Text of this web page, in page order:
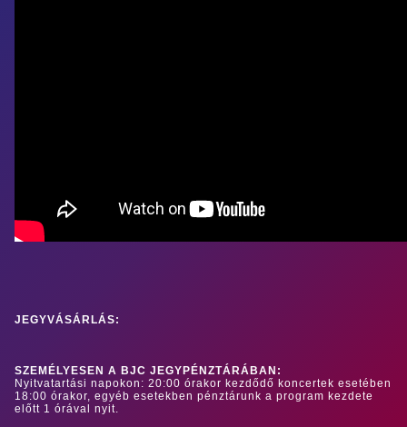
JEGYVÁSÁRLÁS:
SZEMÉLYESEN A BJC JEGYPÉNZTÁRÁBAN:
Nyitvatartási napokon: 20:00 órakor kezdődő koncertek esetében
18:00 órakor, egyéb esetekben pénztárunk a program kezdete
előtt 1 órával nyit.